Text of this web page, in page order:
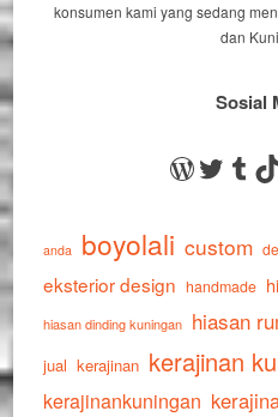
konsumen kami yang sedang
dan
Sosial
Twitter
anda boyolali custom
eksterior design handmade
hiasan dinding kuningan hiasan
jual kerajinan kerajinan
kerajinankuningan